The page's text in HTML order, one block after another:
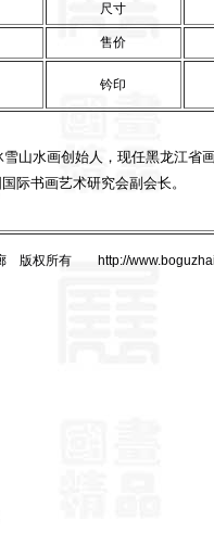
尺寸
售价
钤印
山水画创始人，现任黑龙江省
际书画艺术研究会副会长。
版权所有 http://